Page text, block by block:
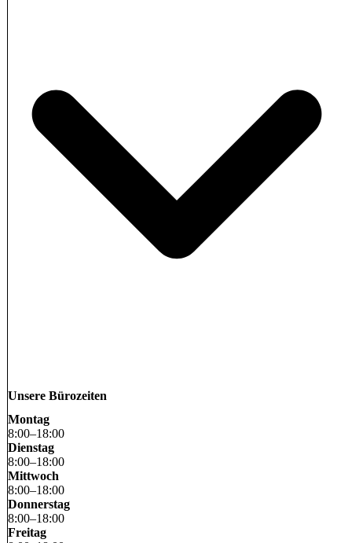
Unsere Bürozeiten
Montag
8:00–18:00
Dienstag
8:00–18:00
Mittwoch
8:00–18:00
Donnerstag
8:00–18:00
Freitag